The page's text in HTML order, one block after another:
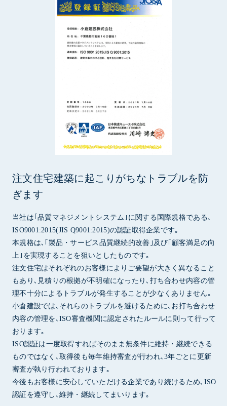
注文住宅建築に起こりがちなトラブルを防
ぎます
当社は｢品質マネジメントシステム｣に関する国際規格である､
ISO9001:2015(JIS Q9001:2015)の認証取得企業です｡
本規格は､｢製品・サービス品質継続的改善｣及び｢顧客満足の向
上｣を実現することを狙いとしたものです｡
注文住宅はそれぞれのお客様によりご要望が大きく異なること
もあり､見積りの根拠が不明確になったり､打ち合わせ内容の管
理不十分によるトラブルが発生することが少なくありません｡
小倉建設では､それらのトラブルを避けるために､お打ち合わせ
内容の管理を､ISO審査機関に認定されたルールに則って行って
おります｡
ISO認証は一度取得すればそのまま無条件に維持・継続できる
ものではなく､取得後も毎年維持審査が行われ､3年ごとに更新
審査が執り行われております｡
今後もお客様に安心していただける企業であり続けるため､ISO
認証を遵守し､維持・継続してまいります｡